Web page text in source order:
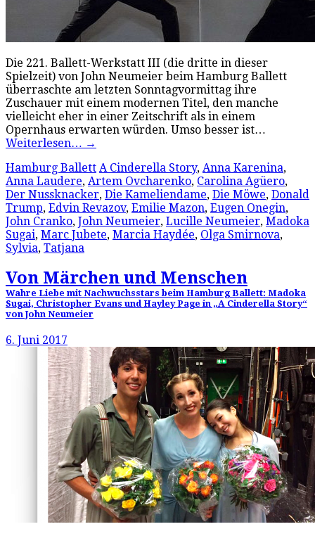
Die 221. Ballett-Werkstatt III (die dritte in dieser
Spielzeit) von John Neumeier beim Hamburg Ballett
überraschte am letzten Sonntagvormittag ihre
Zuschauer mit einem modernen Titel, den manche
vielleicht eher in einer Zeitschrift als in einem
Opernhaus erwarten würden. Umso besser ist…
Weiterlesen… →
Hamburg Ballett A Cinderella Story, Anna Karenina,
Anna Laudere, Artem Ovcharenko, Carolina Agüero,
Der Nussknacker, Die Kameliendame, Die Möwe, Donald
Trump, Edvin Revazov, Emilie Mazon, Eugen Onegin,
John Cranko, John Neumeier, Lucille Neumeier, Madoka
Sugai, Marc Jubete, Marcia Haydée, Olga Smirnova,
Sylvia, Tatjana
Von Märchen und Menschen
Wahre Liebe mit Nachwuchsstars beim Hamburg Ballett: Madoka
Sugai, Christopher Evans und Hayley Page in „A Cinderella Story“
von John Neumeier
6. Juni 2017